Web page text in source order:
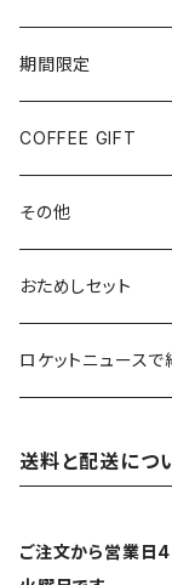
期間限定
COFFEE GIFT
その他
おためしセット
ロケットニュースで
送料と配送につ
ご注文から営業日